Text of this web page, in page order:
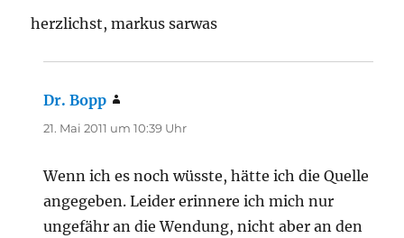
herzlichst, markus sarwas
Dr. Bopp
21. Mai 2011 um 10:39 Uhr
Wenn ich es noch wüsste, hätte ich die Quelle
angegeben. Leider erinnere ich mich nur
ungefähr an die Wendung, nicht aber an den